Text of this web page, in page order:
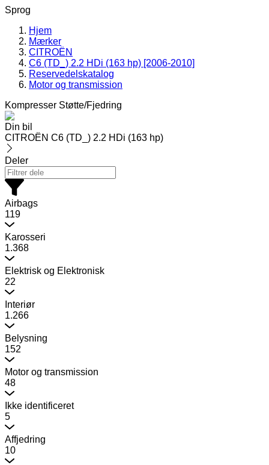
Sprog
Hjem
Mærker
CITROËN
C6 (TD_) 2.2 HDi (163 hp) [2006-2010]
Reservedelskatalog
Motor og transmission
Kompresser Støtte/Fjedring
Din bil
CITROËN C6 (TD_) 2.2 HDi (163 hp)
Deler
Airbags
119
Karosseri
1.368
Elektrisk og Elektronisk
22
Interiør
1.266
Belysning
152
Motor og transmission
48
Ikke identificeret
5
Affjedring
10